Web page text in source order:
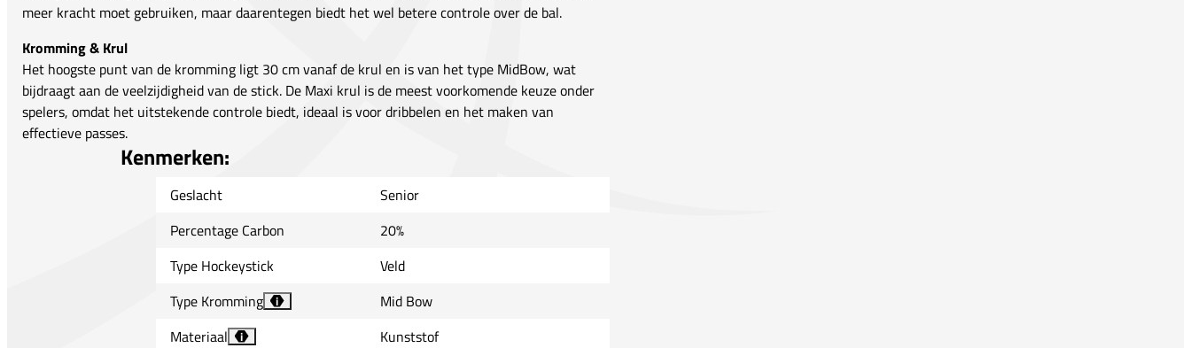
meer kracht moet gebruiken, maar daarentegen biedt het wel betere controle over de bal.
Kromming & Krul
Het hoogste punt van de kromming ligt 30 cm vanaf de krul en is van het type MidBow, wat
bijdraagt aan de veelzijdigheid van de stick. De Maxi krul is de meest voorkomende keuze onder
spelers, omdat het uitstekende controle biedt, ideaal is voor dribbelen en het maken van
effectieve passes.
Kenmerken:
Geslacht
Senior
Percentage Carbon
20%
Type Hockeystick
Veld
Type Kromming
i
Mid Bow
Materiaal
i
Kunststof